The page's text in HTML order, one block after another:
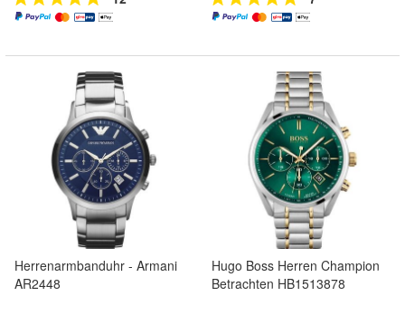
Herrenarmbanduhr - Armani
AR2448
Hugo Boss Herren Champion
Betrachten HB1513878